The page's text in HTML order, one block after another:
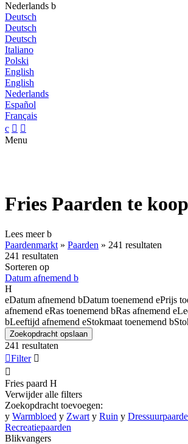
Nederlands b
Deutsch
Deutsch
Deutsch
Italiano
Polski
English
English
Nederlands
Español
Français
c  
Menu
Fries Paarden te koop
Lees meerb
Paardenmarkt » Paarden » 241 resultaten
241 resultaten
Sorteren op
Datum afnemend b
H
eDatum afnemend bDatum toenemend ePrijs
afnemend eRas toenemend bRas afnemend e
bLeeftijd afnemend eStokmaat toenemend b
Zoekopdracht opslaan
241 resultaten
Filter 

Fries paard H
Verwijder alle filters
Zoekopdracht toevoegen:
y Warmbloed y Zwart y Ruin y
Recreatiepaarden
Blikvangers